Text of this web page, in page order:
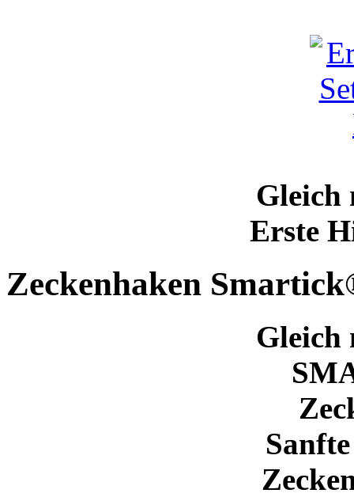
Gleich
Erste
Zeckenhaken
Gleich